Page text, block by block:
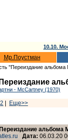
10.10.
Мр.Поустман
"Переиздание альбома
- McCartney (1970)
2
Еще>>
альбома
Дата: 06.03.20